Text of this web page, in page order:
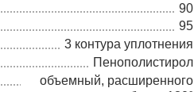
90
95
3 контура уплотнения
Пенополистирол
объемный, расширенного